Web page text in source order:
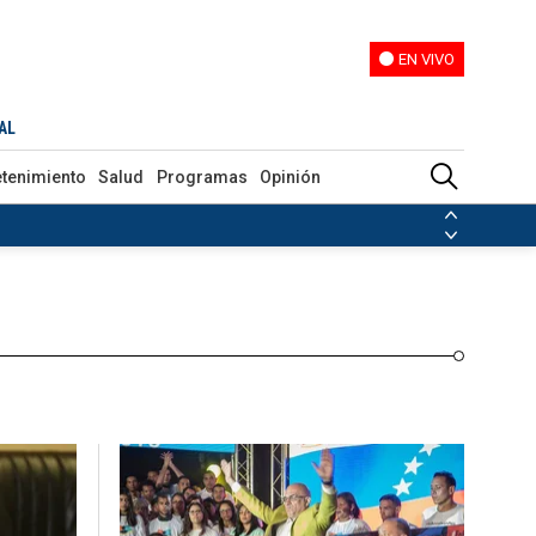
EN VIVO
Salud Programas Opinión
Venezuela Nicolás Maduro
de las FARC